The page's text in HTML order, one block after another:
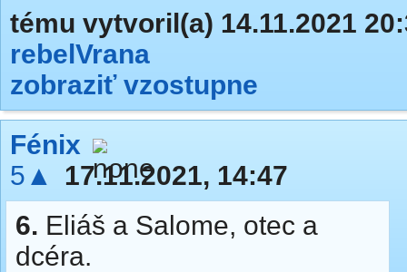
tému vytvoril(a) 14.11.2021
rebelVrana
zobraziť vzostupne
Fénix
5▲
17.11.2021, 14:47
6. Eliáš a Salome, otec a
dcéra.